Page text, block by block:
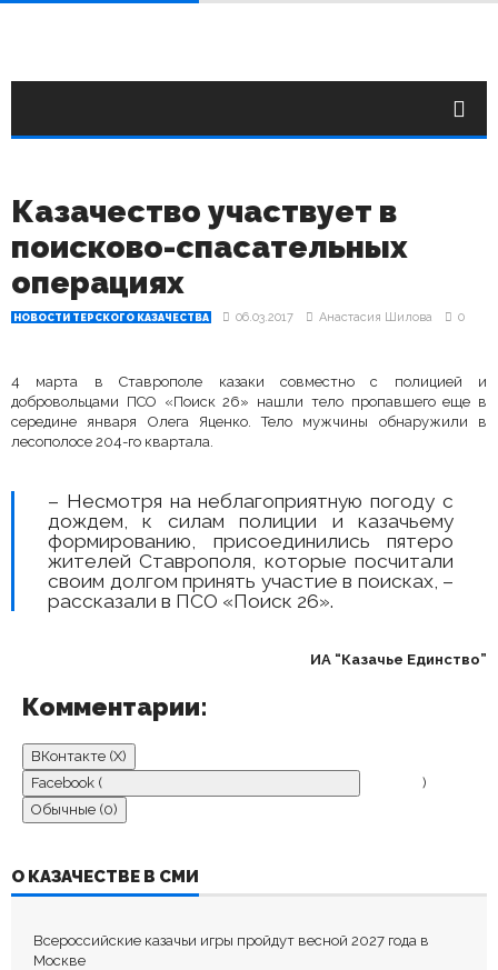
Казачество участвует в
поисково-спасательных
операциях
НОВОСТИ ТЕРСКОГО КАЗАЧЕСТВА 06.03.2017 Анастасия Шилова 0
4 марта в Ставрополе казаки совместно с полицией и
добровольцами ПСО «Поиск 26» нашли тело пропавшего еще в
середине января Олега Яценко. Тело мужчины обнаружили в
лесополосе 204-го квартала.
– Несмотря на неблагоприятную погоду с
дождем, к силам полиции и казачьему
формированию, присоединились пятеро
жителей Ставрополя, которые посчитали
своим долгом принять участие в поисках, –
рассказали в ПСО «Поиск 26».
ИА “Казачье Единство”
Комментарии:
ВКонтакте (X)
Facebook (
)
Обычные (0)
Пока нет комментариев.
Оставьте первый комментарий.
О КАЗАЧЕСТВЕ В СМИ
Всероссийские казачьи игры пройдут весной 2027 года в
Москве